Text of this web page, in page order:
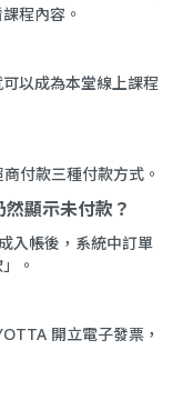
程內容。
以成為本堂線上課程
付款三種付款方式。
顯示未付款？
入帳後，系統中訂單
。
開立電子發票，